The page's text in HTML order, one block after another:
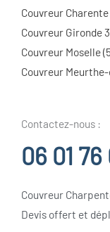
Couvreur
Couvreur Gironde
Couvreur Moselle
Couvreur
Contactez-nous :
06 01
Couvreur
Devis offert et